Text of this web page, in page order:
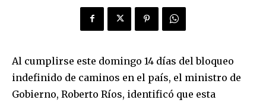
Al cumplirse este domingo 14 días del bloqueo
indefinido de caminos en el país, el ministro de
Gobierno, Roberto Ríos, identificó que esta